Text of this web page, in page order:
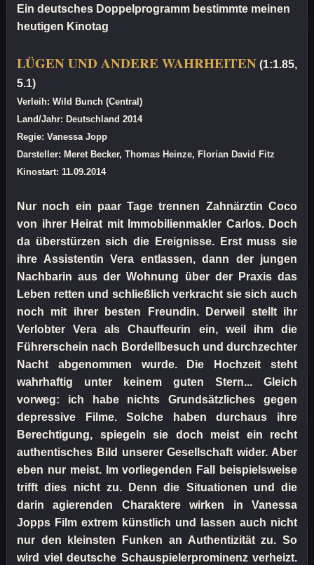
Ein deutsches Doppelprogramm bestimmte meinen
heutigen Kinotag
LÜGEN UND ANDERE WAHRHEITEN (1:1.85,
5.1)
Verleih: Wild Bunch (Central)
Land/Jahr: Deutschland 2014
Regie: Vanessa Jopp
Darsteller: Meret Becker, Thomas Heinze, Florian David Fitz
Kinostart: 11.09.2014
Nur noch ein paar Tage trennen Zahnärztin Coco
von ihrer Heirat mit Immobilienmakler Carlos. Doch
da überstürzen sich die Ereignisse. Erst muss sie
ihre Assistentin Vera entlassen, dann der jungen
Nachbarin aus der Wohnung über der Praxis das
Leben retten und schließlich verkracht sie sich auch
noch mit ihrer besten Freundin. Derweil stellt ihr
Verlobter Vera als Chauffeurin ein, weil ihm die
Führerschein nach Bordellbesuch und durchzechter
Nacht abgenommen wurde. Die Hochzeit steht
wahrhaftig unter keinem guten Stern... Gleich
vorweg: ich habe nichts Grundsätzliches gegen
depressive Filme. Solche haben durchaus ihre
Berechtigung, spiegeln sie doch meist ein recht
authentisches Bild unserer Gesellschaft wider. Aber
eben nur meist. Im vorliegenden Fall beispielsweise
trifft dies nicht zu. Denn die Situationen und die
darin agierenden Charaktere wirken in Vanessa
Jopps Film extrem künstlich und lassen auch nicht
nur den kleinsten Funken an Authentizität zu. So
wird viel deutsche Schauspielerprominenz verheizt.